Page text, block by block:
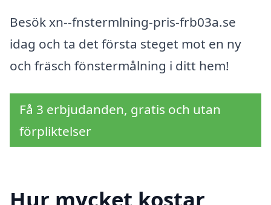
Besök xn--fnstermlning-pris-frb03a.se
idag och ta det första steget mot en ny
och fräsch fönstermålning i ditt hem!
Få 3 erbjudanden, gratis och utan
förpliktelser